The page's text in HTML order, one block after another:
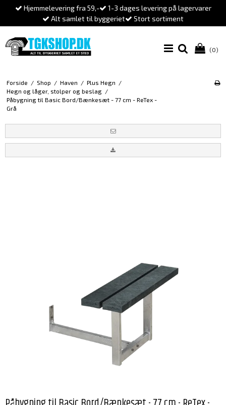
Hjemmelevering fra 59,-
1-3 dages levering på lagervarer
Alt samlet til byggeriet
Stort sortiment
(0)
Forside / Shop / Haven / Plus Hegn /
Hegn og låger, stolper og beslag /
Påbygning til Basic Bord/Bænkesæt - 77 cm - ReTex -
Grå